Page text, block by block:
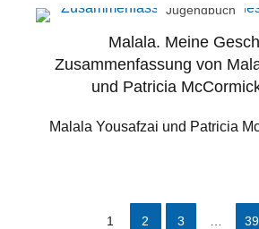
Jugendbuch
Malala. Meine
Zusammenfassung von
und Patricia
Malala Yousafzai und Patricia
1 2 3 39